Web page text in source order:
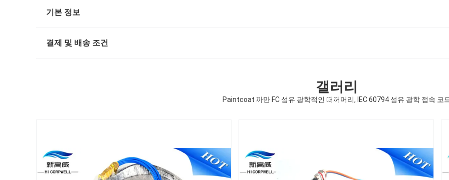
기본 정보
결제 및 배송 조건
갤러리
Paintcoat 까만 FC 섬유 광학적인 떠꺼머리, IEC 60794 섬유 광학 접속 코